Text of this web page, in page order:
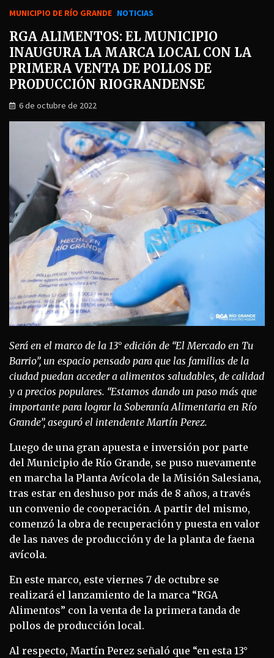
MUNICIPIO DE RÍO GRANDE NOTICIAS
RGA ALIMENTOS: EL MUNICIPIO
INAUGURA LA MARCA LOCAL CON LA
PRIMERA VENTA DE POLLOS DE
PRODUCCIÓN RIOGRANDENSE
6 de octubre de 2022
Será en el marco de la 13° edición de “El Mercado en Tu
Barrio”, un espacio pensado para que las familias de la
ciudad puedan acceder a alimentos saludables, de calidad
y a precios populares. “Estamos dando un paso más que
importante para lograr la Soberanía Alimentaria en Río
Grande”, aseguró el intendente Martín Perez.
Luego de una gran apuesta e inversión por parte
del Municipio de Río Grande, se puso nuevamente
en marcha la Planta Avícola de la Misión Salesiana,
tras estar en deshuso por más de 8 años, a través
un convenio de cooperación. A partir del mismo,
comenzó la obra de recuperación y puesta en valor
de las naves de producción y de la planta de faena
avícola.
En este marco, este viernes 7 de octubre se
realizará el lanzamiento de la marca “RGA
Alimentos” con la venta de la primera tanda de
pollos de producción local.
Al respecto, Martín Perez señaló que “en esta 13°